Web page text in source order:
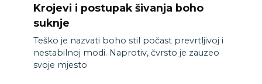
Krojevi i postupak šivanja boho
suknje
Teško je nazvati boho stil počast prevrtljivoj i
nestabilnoj modi. Naprotiv, čvrsto je zauzeo
svoje mjesto